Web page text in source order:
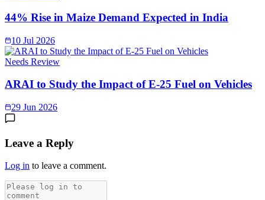
44% Rise in Maize Demand Expected in India
10 Jul 2026
Needs Review
ARAI to Study the Impact of E-25 Fuel on Vehicles
29 Jun 2026
Leave a Reply
Log in to leave a comment.